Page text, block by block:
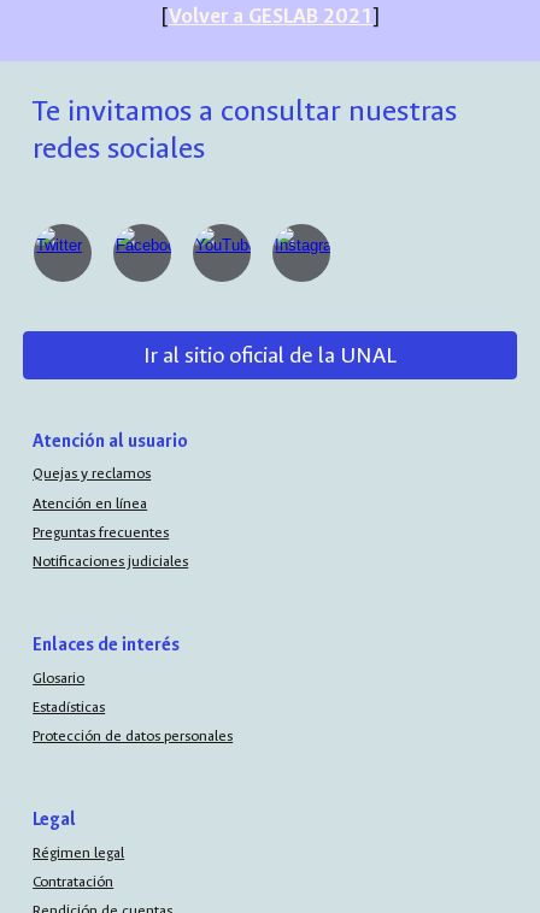
[Volver a GESLAB 2021]
Te invitamos a consultar nuestras
redes sociales
Ir al sitio oficial de la UNAL
Atención al usuario
Quejas y reclamos
Atención en línea
Preguntas frecuentes
Notificaciones judiciales
Enlaces de interés
Glosario
Estadísticas
Protección de datos personales
Legal
Régimen legal
Contratación